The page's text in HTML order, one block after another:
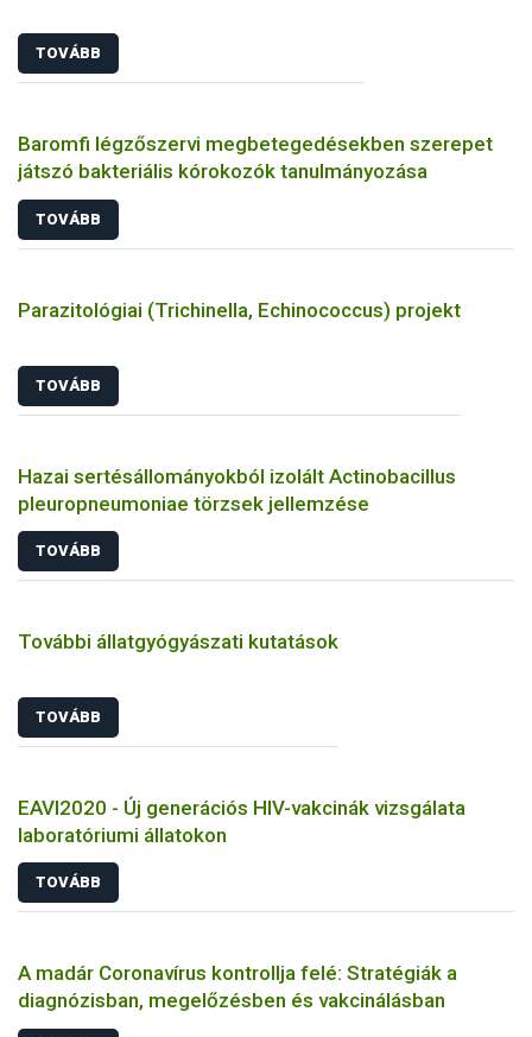
TOVÁBB
Baromfi légzőszervi megbetegedésekben szerepet
játszó bakteriális kórokozók tanulmányozása
TOVÁBB
Parazitológiai (Trichinella, Echinococcus) projekt
TOVÁBB
Hazai sertésállományokból izolált Actinobacillus
pleuropneumoniae törzsek jellemzése
TOVÁBB
További állatgyógyászati kutatások
TOVÁBB
EAVI2020 - Új generációs HIV-vakcinák vizsgálata
laboratóriumi állatokon
TOVÁBB
A madár Coronavírus kontrollja felé: Stratégiák a
diagnózisban, megelőzésben és vakcinálásban